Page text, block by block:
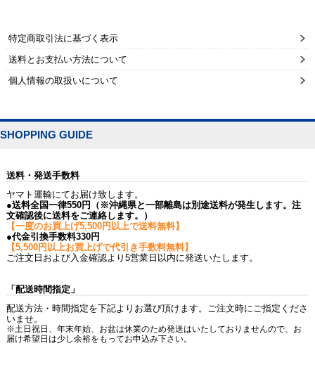
特定商取引法に基づく表示
送料とお支払い方法について
個人情報の取扱いについて
SHOPPING GUIDE
送料・発送手数料
ヤマト運輸にてお届け致します。
●送料全国一律550円（※沖縄県と一部離島は別途送料が発生します。注
文確認後に送料をご連絡します。）
【一度のお買上げ5,500円以上で送料無料】
●代金引換手数料330円
【5,500円以上お買上げで代引き手数料無料】
ご注文日および入金確認より5営業日以内に発送いたします。
「配送時間指定」
配送方法・時間指定を下記よりお選び頂けます。ご注文時にご指定くださ
いませ。
※土日祝日、年末年始、お盆は休業のため発送はいたしておりませんので、お
届け希望日は少し余裕をもってお申込み下さい。